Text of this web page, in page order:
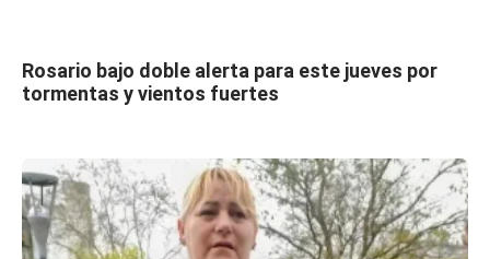
Rosario bajo doble alerta para este jueves por
tormentas y vientos fuertes